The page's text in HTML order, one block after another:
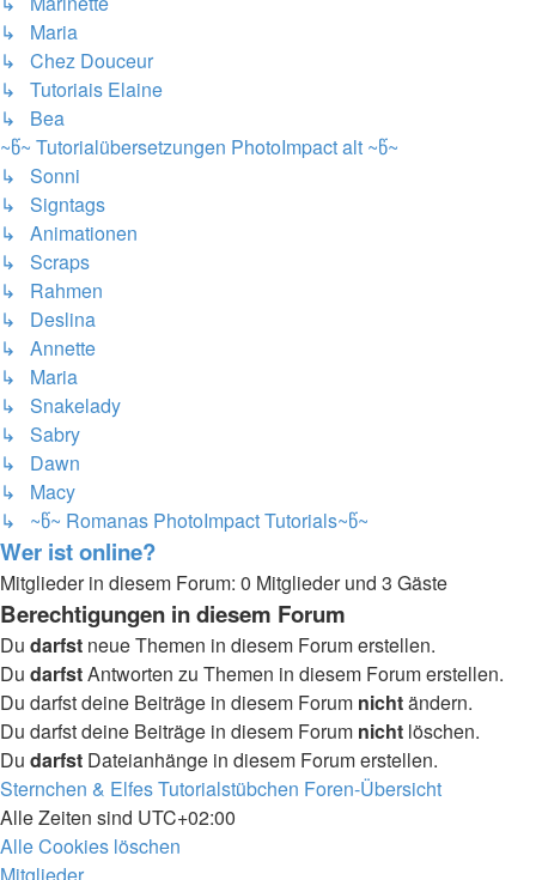
↳ Maria
↳ Chez Douceur
↳ Tutoriais Elaine
↳ Bea
~წ~ Tutorialübersetzungen PhotoImpact alt ~წ~
↳ Sonni
↳ Signtags
↳ Animationen
↳ Scraps
↳ Rahmen
↳ Deslina
↳ Annette
↳ Maria
↳ Snakelady
↳ Sabry
↳ Dawn
↳ Macy
↳ ~წ~ Romanas PhotoImpact Tutorials~წ~
Wer ist online?
Mitglieder in diesem Forum: 0 Mitglieder und 3 Gäste
Berechtigungen in diesem Forum
Du darfst neue Themen in diesem Forum erstellen.
Du darfstAntworten zu Themen in diesem Forum erstellen.
Du darfst deine Beiträge in diesem Forum nichtändern.
Du darfst deine Beiträge in diesem Forum nicht löschen.
Du darfst Dateianhänge in diesem Forum erstellen.
Sternchen & Elfes Tutorialstübchen Foren-Übersicht
Alle Zeiten sind UTC+02:00
Alle Cookies löschen